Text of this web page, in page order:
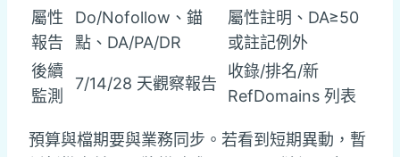
屬性
報告
Do/Nofollow、錨
點、DA/PA/DR
屬性註明、DA≥50
或註記例外
後續
監測
7/14/28 天觀察報告
收錄/排名/新
RefDomains 列表
預算與檔期要與業務同步。若看到短期異動，暫